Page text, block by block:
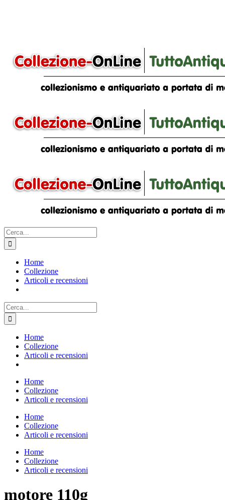
Cerca
per:
Home
Collezione
Articoli e recensioni
Cerca
per:
Home
Collezione
Articoli e recensioni
Home
Collezione
Articoli e recensioni
Home
Collezione
Articoli e recensioni
Home
Collezione
Articoli e recensioni
motore 110g